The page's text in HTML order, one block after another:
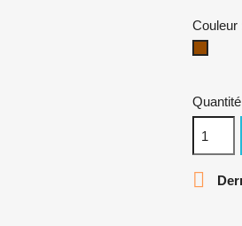
Couleur
Quantité
